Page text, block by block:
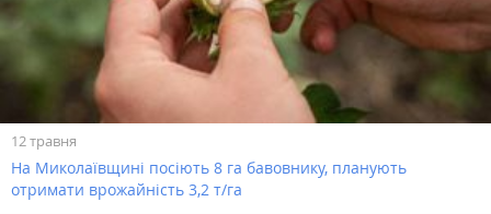
12 травня
На Миколаївщині посіють 8 га бавовнику, планують
отримати врожайність 3,2 т/га